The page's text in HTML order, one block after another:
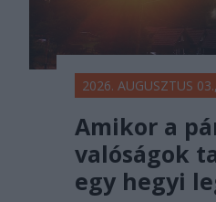
2026. AUGUSZTUS
Amikor a
valóságok
egy hegyi